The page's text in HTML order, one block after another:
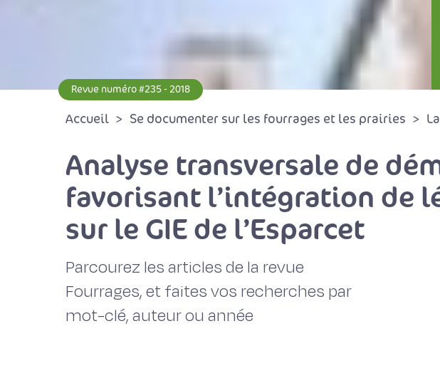
Revue numéro #235 - 2018
Accueil Se documenter sur les fourrages et les prairies
Analyse transversale de
favorisant l’intégration de
sur le GIE de l’Esparcet
Parcourez les articles de la revue
Fourrages, et faites vos recherches par
mot-clé, auteur ou année